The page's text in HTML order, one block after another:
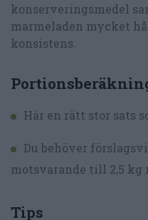
konserveringsmedel
marmeladen mycket
konsistens.
Här en rätt stor sats
Du behöver
motsvarande till 2,5 kg
Tips